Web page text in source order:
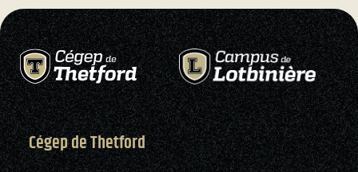
Cégep de Thetford